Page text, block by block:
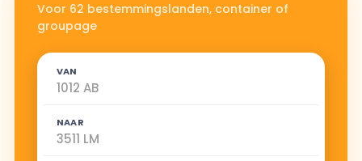
Voor 62 bestemmingslanden, container of
groupage
VAN
NAAR